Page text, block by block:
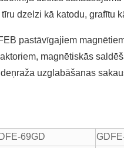
dzelzi kā katodu, grafītu
pastāvīgajiem
magnētiskās
uzglabāšanas
69GD